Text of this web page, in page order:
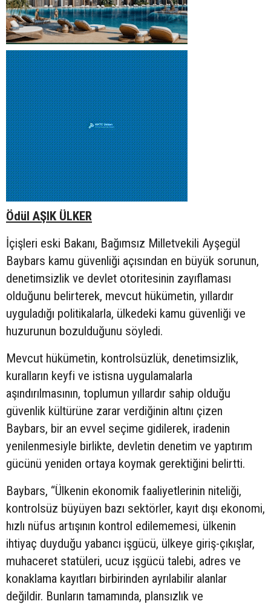
Ödül AŞIK ÜLKER
İçişleri eski Bakanı, Bağımsız Milletvekili Ayşegül
Baybars kamu güvenliği açısından en büyük sorunun,
denetimsizlik ve devlet otoritesinin zayıflaması
olduğunu belirterek, mevcut hükümetin, yıllardır
uyguladığı politikalarla, ülkedeki kamu güvenliği ve
huzurunun bozulduğunu söyledi.
Mevcut hükümetin, kontrolsüzlük, denetimsizlik,
kuralların keyfi ve istisna uygulamalarla
aşındırılmasının, toplumun yıllardır sahip olduğu
güvenlik kültürüne zarar verdiğinin altını çizen
Baybars, bir an evvel seçime gidilerek, iradenin
yenilenmesiyle birlikte, devletin denetim ve yaptırım
gücünü yeniden ortaya koymak gerektiğini belirtti.
Baybars, “Ülkenin ekonomik faaliyetlerinin niteliği,
kontrolsüz büyüyen bazı sektörler, kayıt dışı ekonomi,
hızlı nüfus artışının kontrol edilememesi, ülkenin
ihtiyaç duyduğu yabancı işgücü, ülkeye giriş-çıkışlar,
muhaceret statüleri, ucuz işgücü talebi, adres ve
konaklama kayıtları birbirinden ayrılabilir alanlar
değildir. Bunların tamamında, plansızlık ve